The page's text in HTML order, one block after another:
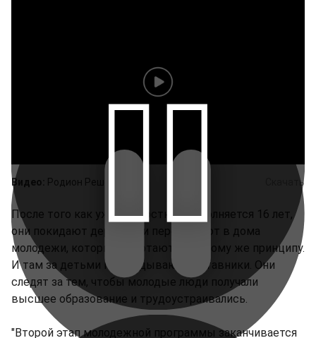
Скачать
Видео: Родион Решетов
После того как уже подросткам исполняется 16 лет,
они покидают деревню и переезжают в дома
молодежи, которые работают по такому же принципу.
И там за детьми приглядывают наставники. Они
следят за тем, чтобы молодые люди получали
высшее образование и трудоустраивались.
"Второй этап молодежной программы заканчивается